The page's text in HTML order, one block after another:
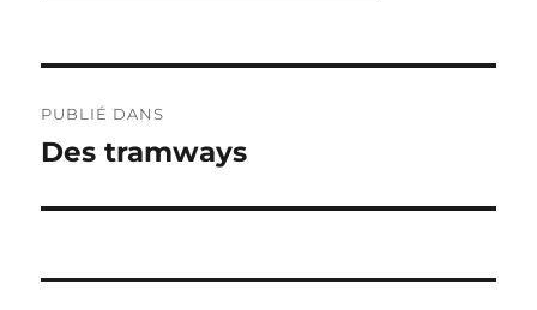
de
PUBLIÉ DANS
Des tramways